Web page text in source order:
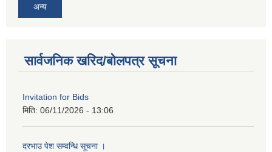
अन्य
सार्वजनिक खरिद/बोलपत्र सूचना
Invitation for Bids
मिति: 06/11/2026 - 13:06
दरभाउ पेश सम्वन्धि सूचना ।